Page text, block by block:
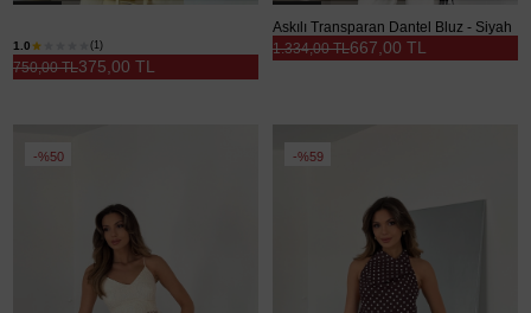
1.0 (1)
375,00 TL
750,00 TL
Askılı Transparan Dantel Bluz - Siyah
667,00 TL
1.334,00 TL
%50 %59